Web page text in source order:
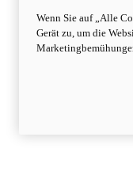
Wenn Sie auf „Alle
Gerät zu, um die